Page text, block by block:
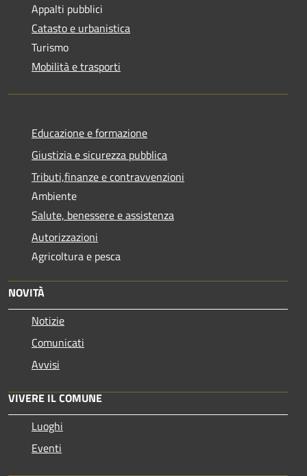
Appalti pubblici
Catasto e urbanistica
Turismo
Mobilità e trasporti
Educazione e formazione
Giustizia e sicurezza pubblica
Tributi,finanze e contravvenzioni
Ambiente
Salute, benessere e assistenza
Autorizzazioni
Agricoltura e pesca
NOVITÀ
Notizie
Comunicati
Avvisi
VIVERE IL COMUNE
Luoghi
Eventi